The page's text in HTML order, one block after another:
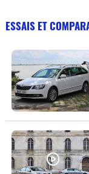
ESSAIS ET